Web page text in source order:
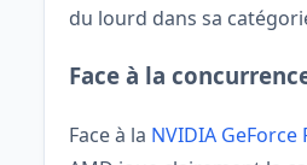
du lourd dans sa
Face à la
Face à la NVIDIA GeForce